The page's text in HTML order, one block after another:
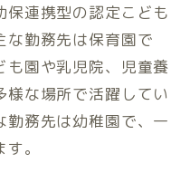
保連携型の認定こども
な勤務先は保育園で
も園や乳児院、児童養
様な場所で活躍してい
勤務先は幼稚園で、一
。